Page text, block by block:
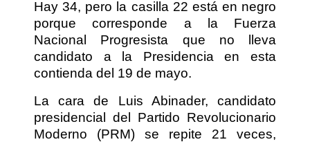
Hay 34, pero la casilla 22 está en negro
porque corresponde a la Fuerza
Nacional Progresista que no lleva
candidato a la Presidencia en esta
contienda del 19 de mayo.
La cara de Luis Abinader, candidato
presidencial del Partido Revolucionario
Moderno (PRM) se repite 21 veces,